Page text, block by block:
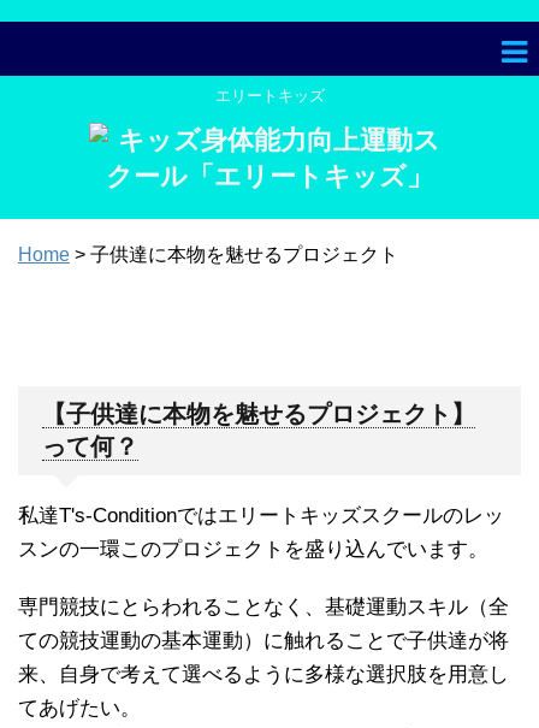
エリートキッズ
Home > 子供達に本物を魅せるプロジェクト
【子供達に本物を魅せるプロジェクト】
って何？
私達T's-Conditionではエリートキッズスクールのレッ
スンの一環このプロジェクトを盛り込んでいます。
専門競技にとらわれることなく、基礎運動スキル（全
ての競技運動の基本運動）に触れることで子供達が将
来、自身で考えて選べるように多様な選択肢を用意し
てあげたい。